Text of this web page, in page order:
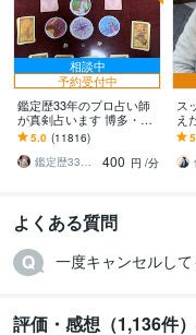
相談中
予約受付中
鑑定歴33年のプロ占い師
が真剣占います 博多・廓
屋の純血統占い祈願師
雷鳥
5.0 (11816)
鑑定歴33年のプロ占い師 雷鳥
400 円 /分
ス
え
恋
仕
持
よくある質問
一度キャンセルし
評価・感想（1,136件